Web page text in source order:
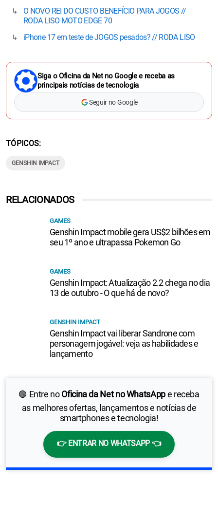
O NOVO REI DO CUSTO BENEFÍCIO PARA JOGOS //
RODA LISO MOTO EDGE 70
iPhone 17 em teste de JOGOS pesados? // RODA LISO
Siga o Oficina da Net no Google e receba as
principais notícias de tecnologia
Seguir no Google
TÓPICOS
GENSHIN IMPACT
🟢 Entre noOficina da Net no WhatsAppe receba
as melhores ofertas, lançamentos e notícias de
smartphones e tecnologia!
👉 ENTRAR NO WHATSAPP 👈
RELACIONADOS
GAMES
Genshin Impact mobile gera US$2 bilhões em
seu 1º ano e ultrapassa Pokemon Go
GAMES
Genshin Impact: Atualização 2.2 chega no dia
13 de outubro - O que há de novo?
GENSHIN IMPACT
Genshin Impact vai liberar Sandrone com
personagem jogável: veja as habilidades e
lançamento